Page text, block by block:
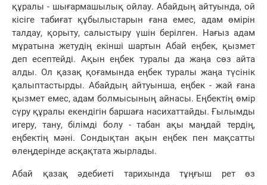
құралы - шығармашылық ойлау. Абайдың айтуында, ой
кісіге табиғат құбылыстарын ғана емес, адам өмірін
талдау, қорыту, салыстыру үшін берілген. Нағыз адам
мұратына жетудің екінші шартын Абай еңбек, қызмет
деп есептейді. Ақын еңбек туралы да жаңа сөз айта
алды. Ол қазақ қоғамында еңбек туралы жаңа түсінік
қалыптастырды. Абайдың айтуынша, еңбек - жай ғана
қызмет емес, адам болмысының айнасы. Еңбектің өмір
сүру құралы екендігін баршаға насихаттайды. Ғылымды
игеру, тану, білімді болу - табан ақы маңдай тердің,
еңбектің мәні. Сондықтан ақын еңбек пен мақсатты
өлеңдерінде асқақтата жырлады.
Абай қазақ әдебиеті тарихында тұңғыш рет өз